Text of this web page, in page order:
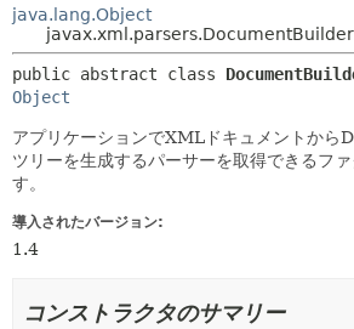
java.lang.Object
public abstract class
Object
アプリケーションでXMLドキュメントから
ツリーを生成するパーサーを取得できるフ
す。
導入されたバージョン:
1.4
コンストラクタのサマリー